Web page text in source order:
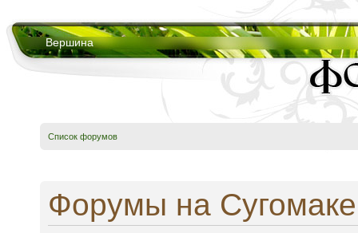
Вершина
Список форумов
Форумы на